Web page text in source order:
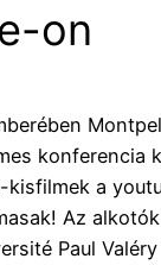
on
konferencia
kisfilmek a
Az
Paul